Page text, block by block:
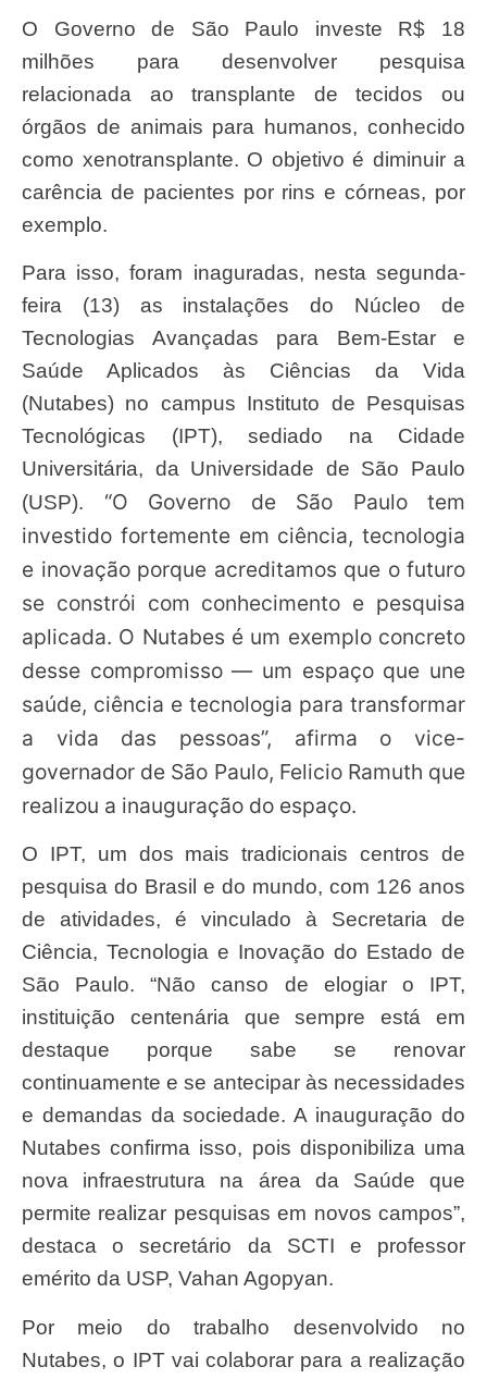
O Governo de São Paulo investe R$ 18
milhões para desenvolver pesquisa
relacionada ao transplante de tecidos ou
órgãos de animais para humanos, conhecido
como xenotransplante. O objetivo é diminuir a
carência de pacientes por rins e córneas, por
exemplo.
Para isso, foram inaguradas, nesta segunda-
feira (13) as instalações do Núcleo de
Tecnologias Avançadas para Bem-Estar e
Saúde Aplicados às Ciências da Vida
(Nutabes) no campus Instituto de Pesquisas
Tecnológicas (IPT), sediado na Cidade
Universitária, da Universidade de São Paulo
(USP). “O Governo de São Paulo tem
investido fortemente em ciência, tecnologia
e inovação porque acreditamos que o futuro
se constrói com conhecimento e pesquisa
aplicada. O Nutabes é um exemplo concreto
desse compromisso — um espaço que une
saúde, ciência e tecnologia para transformar
a vida das pessoas”, afirma o vice-
governador de São Paulo, Felicio Ramuth que
realizou a inauguração do espaço.
O IPT, um dos mais tradicionais centros de
pesquisa do Brasil e do mundo, com 126 anos
de atividades, é vinculado à Secretaria de
Ciência, Tecnologia e Inovação do Estado de
São Paulo. “Não canso de elogiar o IPT,
instituição centenária que sempre está em
destaque porque sabe se renovar
continuamente e se antecipar às necessidades
e demandas da sociedade. A inauguração do
Nutabes confirma isso, pois disponibiliza uma
nova infraestrutura na área da Saúde que
permite realizar pesquisas em novos campos”,
destaca o secretário da SCTI e professor
emérito da USP, Vahan Agopyan.
Por meio do trabalho desenvolvido no
Nutabes, o IPT vai colaborar para a realização